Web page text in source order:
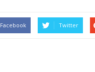
Facebook Twitter